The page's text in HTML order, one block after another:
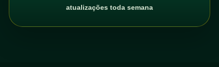
atualizações toda semana